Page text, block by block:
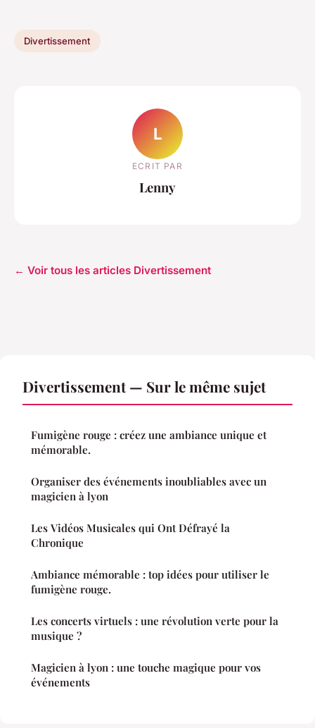
Divertissement
L
ECRIT PAR
Lenny
← Voir tous les articles Divertissement
Divertissement — Sur le même sujet
Fumigène rouge : créez une ambiance unique et
mémorable.
Organiser des événements inoubliables avec un
magicien à lyon
Les Vidéos Musicales qui Ont Défrayé la
Chronique
Ambiance mémorable : top idées pour utiliser le
fumigène rouge.
Les concerts virtuels : une révolution verte pour la
musique ?
Magicien à lyon : une touche magique pour vos
événements